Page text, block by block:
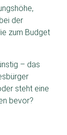
der
zum Budget
– das
steht eine
bevor?